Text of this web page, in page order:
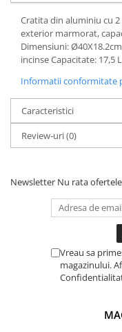
Cratita din aluminiu cu
exterior marmorat,
Dimensiuni:
incinse Capacitate: 17,5
Informatii conformitate
Caracteristici
Review-uri(0)
Newsletter Nu rata
Vreau sa
magazinului.